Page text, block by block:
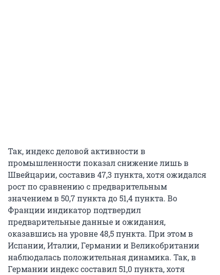
Так, индекс деловой активности в
промышленности показал снижение лишь в
Швейцарии, составив 47,3 пункта, хотя ожидался
рост по сравнению с предварительным
значением в 50,7 пункта до 51,4 пункта. Во
Франции индикатор подтвердил
предварительные данные и ожидания,
оказавшись на уровне 48,5 пункта. При этом в
Испании, Италии, Германии и Великобритании
наблюдалась положительная динамика. Так, в
Германии индекс составил 51,0 пункта, хотя